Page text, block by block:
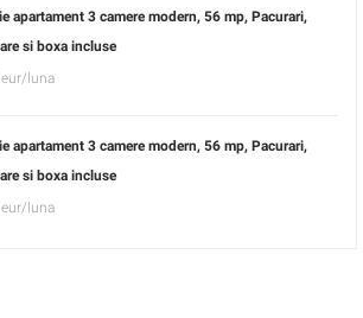
apartament 3 camere modern, 56 mp, Pacurari,
si boxa incluse
luna
apartament 3 camere modern, 56 mp, Pacurari,
si boxa incluse
luna